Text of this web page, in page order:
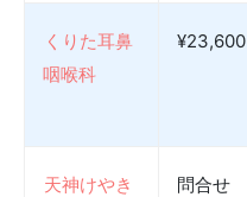
くりた耳鼻
咽喉科
¥23,600
天神けやき
問合せ